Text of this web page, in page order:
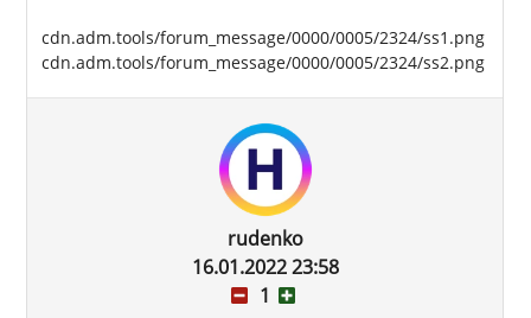
cdn.adm.tools/forum_message/0000/0005/2324/ss1.png
cdn.adm.tools/forum_message/0000/0005/2324/ss2.png
rudenko
16.01.2022 23:58
1